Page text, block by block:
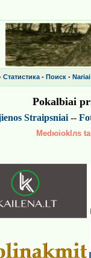
Статистика - Поиск - Nariai
Pokalbiai
Straipsniai--
Medюioklлs